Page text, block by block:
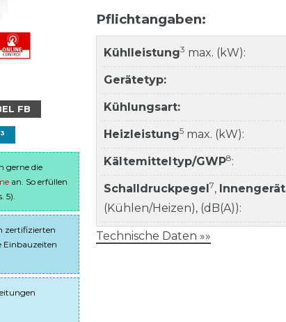
FB
gerne die
an. So erfüllen
5).
zertifizierten
Einbauzeiten
Pflichtangaben:
Kühlleistung3 max. (kW):
Gerätetyp:
Kühlungsart:
Heizleistung5 max. (kW):
Kältemitteltyp/GWP8:
Schalldruckpegel7, Innengerät
(Kühlen/Heizen), (dB(A)):
Technische Daten »»